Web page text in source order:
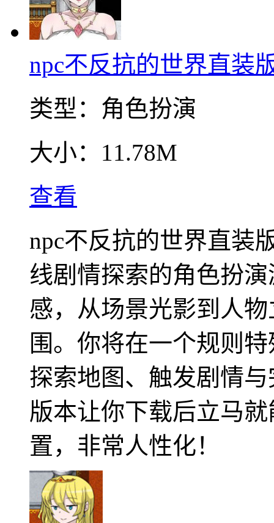
npc不反抗的世界直装
类型： 角色扮演
大小： 11.78M
查看
npc不反抗的世界直装
线剧情探索的角色扮
感，从场景光影到人
围。你将在一个规则
探索地图、触发剧情
版本让你下载后立马
置，非常人性化！